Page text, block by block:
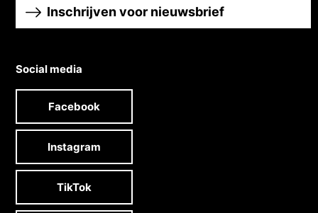
Inschrijven voor nieuwsbrief
Social media
Facebook
Instagram
TikTok